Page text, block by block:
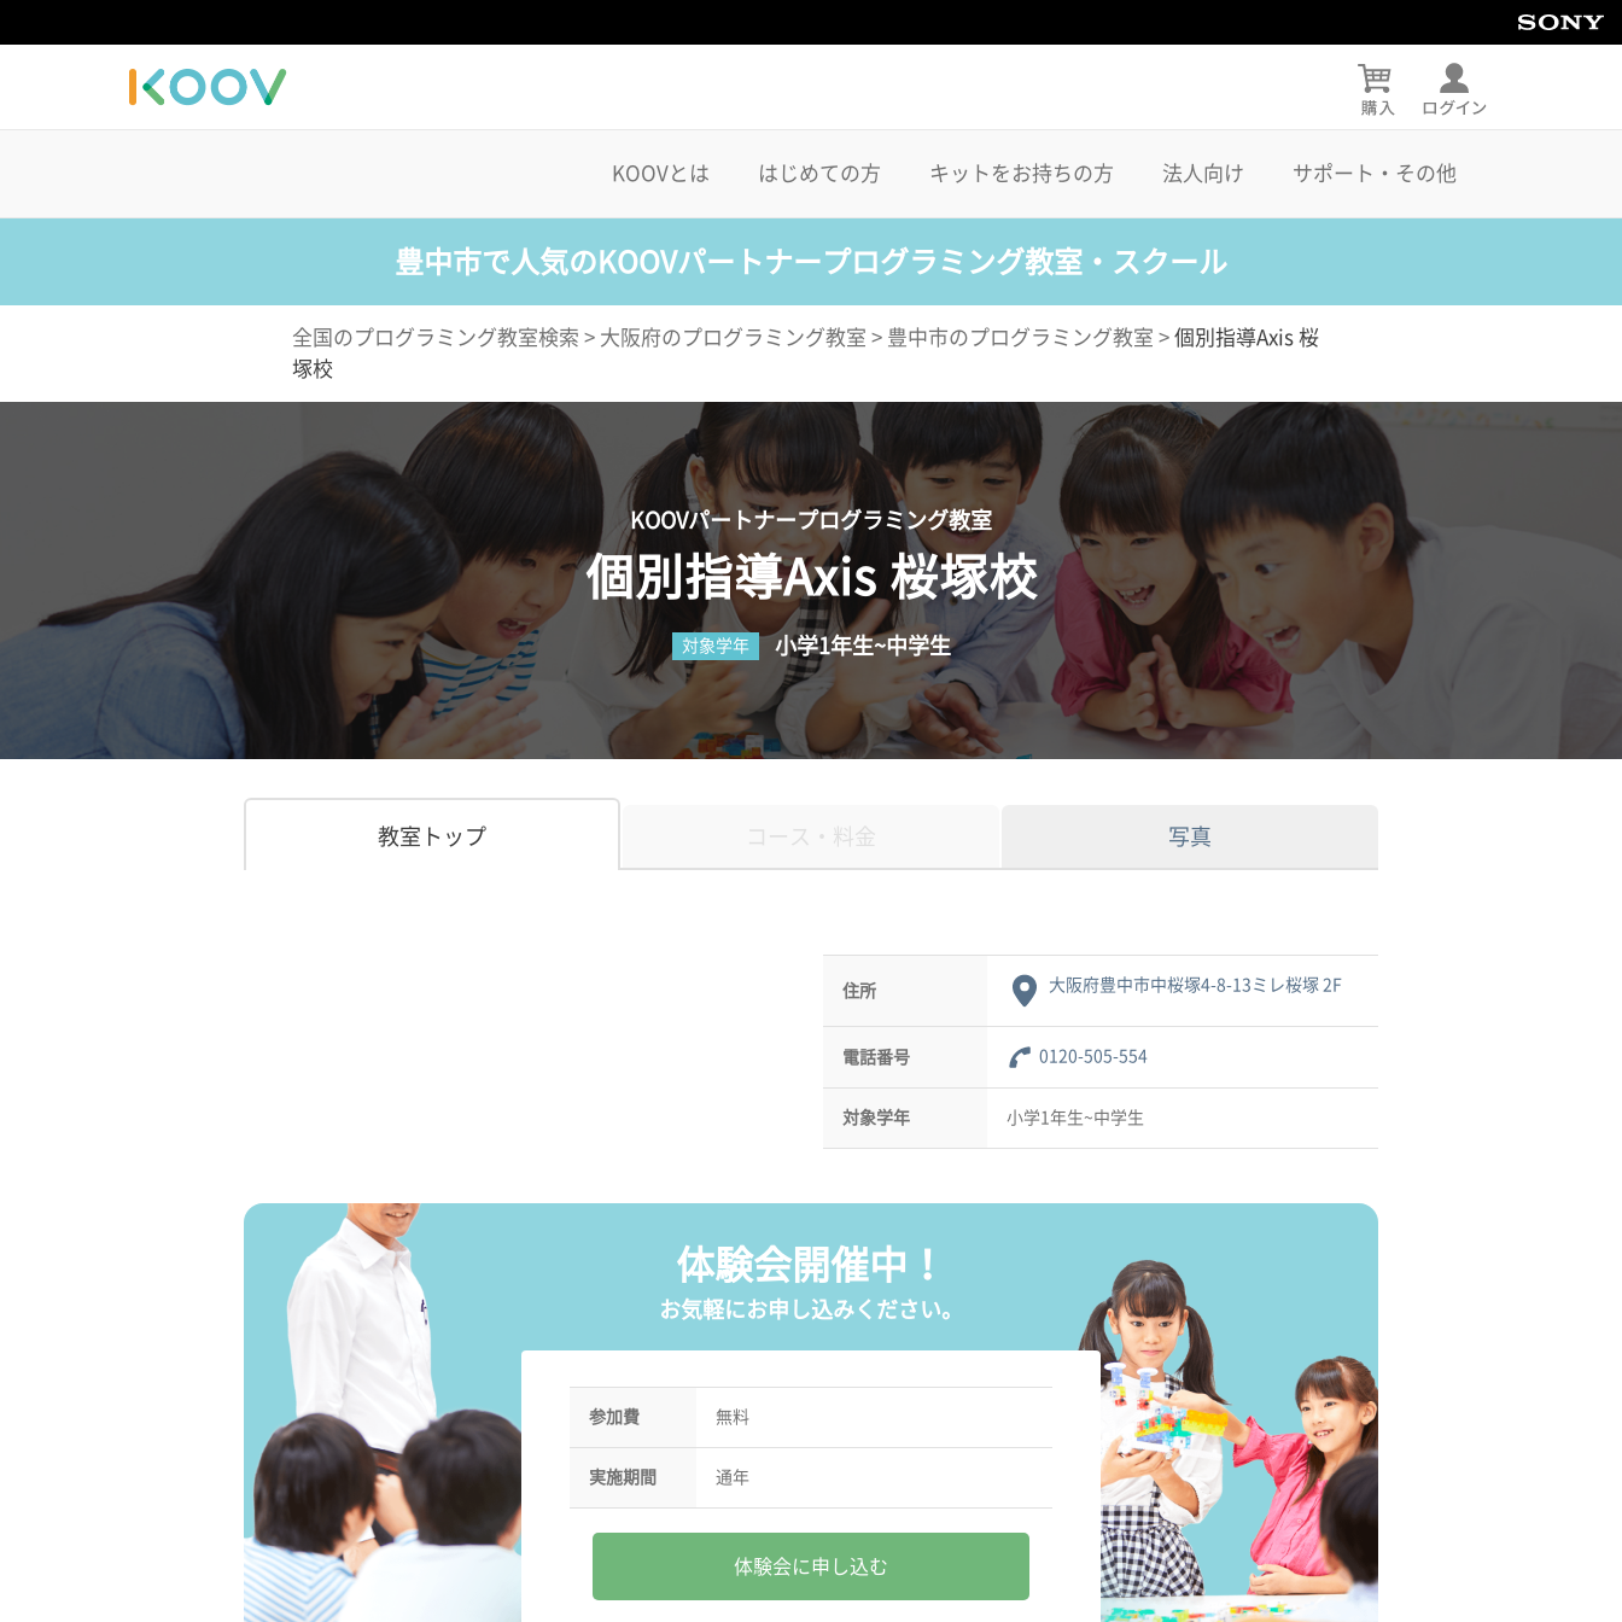
KOOVとは はじめての方 キットをお持ちの方 法人向け サポート・その他
豊中市で人気のKOOVパートナープログラミング教室・スクール
全国のプログラミング教室検索 > 大阪府のプログラミング教室 > 豊中市のプログラミング教室 > 個別指導Axis 桜
塚校
KOOVパートナープログラミング教室
個別指導Axis 桜塚校
対象学年 小学1年生~中学生
教室トップ コース・料金 写真
住所 大阪府豊中市中桜塚4-8-13ミレ桜塚 2F
電話番号 0120-505-554
対象学年 小学1年生~中学生
体験会開催中！
お気軽にお申し込みください。
参加費 無料
実施期間 通年
体験会に申し込む